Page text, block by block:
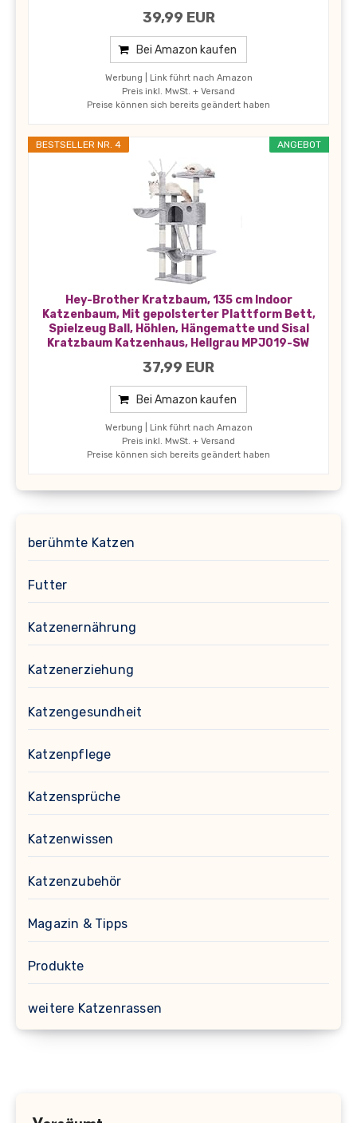
39,99 EUR
Bei Amazon kaufen
Werbung | Link führt nach Amazon
Preis inkl. MwSt. + Versand
Preise können sich bereits geändert haben
ANGEBOT
BESTSELLER NR. 4
Hey-Brother Kratzbaum, 135 cm Indoor
Katzenbaum, Mit gepolsterter Plattform Bett,
Spielzeug Ball, Höhlen, Hängematte und Sisal
Kratzbaum Katzenhaus, Hellgrau MPJ019-SW
37,99 EUR
Bei Amazon kaufen
Werbung | Link führt nach Amazon
Preis inkl. MwSt. + Versand
Preise können sich bereits geändert haben
berühmte Katzen
Futter
Katzenernährung
Katzenerziehung
Katzengesundheit
Katzenpflege
Katzensprüche
Katzenwissen
Katzenzubehör
Magazin & Tipps
Produkte
weitere Katzenrassen